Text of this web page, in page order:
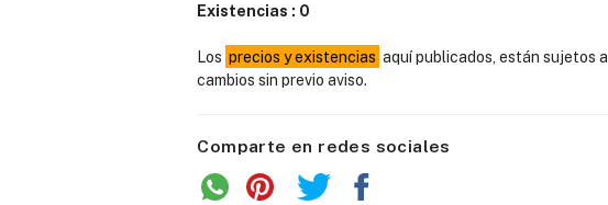
Existencias : 0
Los precios y existencias aquí publicados, están sujetos a
cambios sin previo aviso.
Comparte en redes sociales